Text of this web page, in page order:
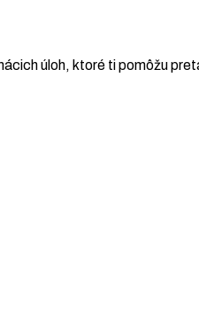
úloh, ktoré ti pomôžu